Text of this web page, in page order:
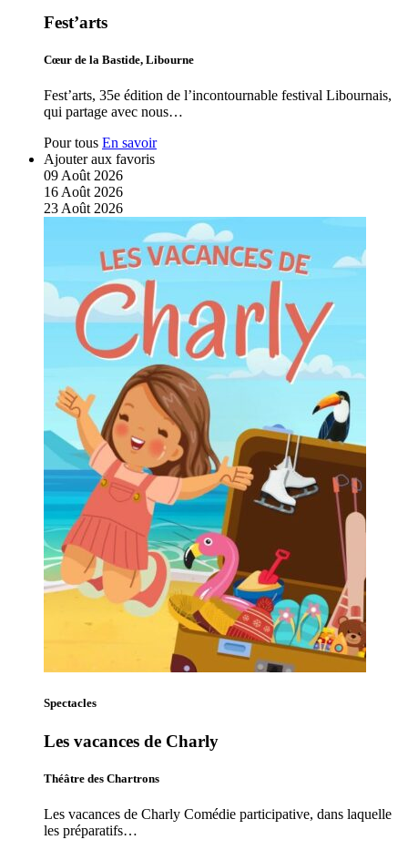
Fest’arts
Cœur de la Bastide, Libourne
Fest’arts, 35e édition de l’incontournable festival Libournais,
qui partage avec nous…
Pour tous En savoir
Ajouter aux favoris
09 Août 2026
16 Août 2026
23 Août 2026
Spectacles
Les vacances de Charly
Théâtre des Chartrons
Les vacances de Charly Comédie participative, dans laquelle
les préparatifs…